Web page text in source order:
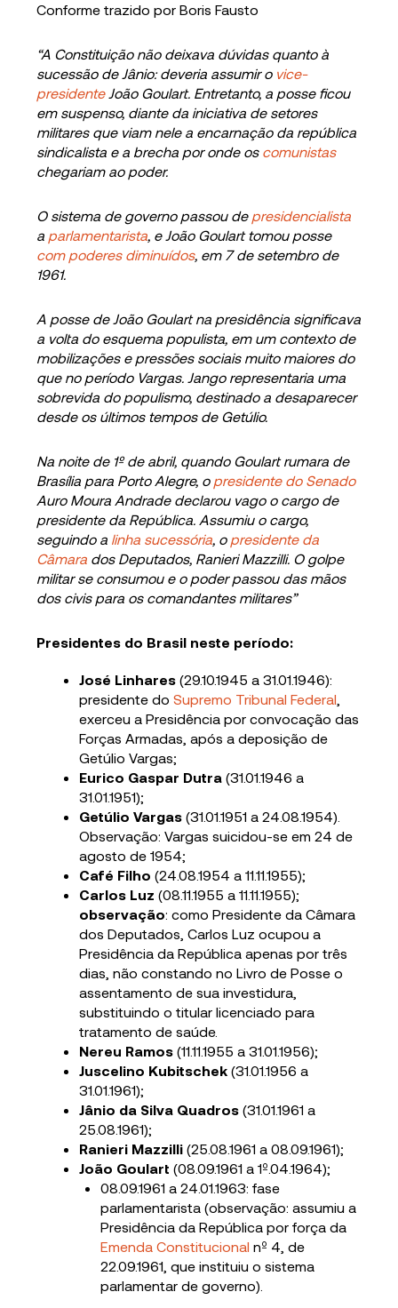
Conforme trazido por Boris Fausto
“A Constituição não deixava dúvidas quanto à
sucessão de Jânio: deveria assumir o vice-
presidenteJoão Goulart. Entretanto, a posse ficou
em suspenso, diante da iniciativa de setores
militares que viam nele a encarnação da república
sindicalista e a brecha por onde os comunistas
chegariam ao poder.
O sistema de governo passou de presidencialista
a parlamentarista, e João Goulart tomou posse
com poderes diminuídos, em 7 de setembro de
1961.
A posse de João Goulart na presidência significava
a volta do esquema populista, em um contexto de
mobilizações e pressões sociais muito maiores do
que no período Vargas. Jango representaria uma
sobrevida do populismo, destinado a desaparecer
desde os últimos tempos de Getúlio.
Na noite de 1º de abril, quando Goulart rumara de
Brasília para Porto Alegre, o presidente do Senado
Auro Moura Andrade declarou vago o cargo de
presidente da República. Assumiu o cargo,
seguindo a linha sucessória, o presidente da
Câmara dos Deputados, Ranieri Mazzilli. O golpe
militar se consumou e o poder passou das mãos
dos civis para os comandantes militares”
Presidentes do Brasil neste período:
José Linhares(29.10.1945 a 31.01.1946):
presidente doSupremo Tribunal Federal
exerceu a Presidência por convocação das
Forças Armadas, após a deposição de
Getúlio Vargas;
Eurico Gaspar Dutra(31.01.1946 a
31.01.1951);
Getúlio Vargas(31.01.1951 a 24.08.1954).
Observação: Vargas suicidou-se em 24 de
agosto de 1954;
Café Filho(24.08.1954 a 11.11.1955);
Carlos Luz(08.11.1955 a 11.11.1955);
observação: como Presidente da Câmara
dos Deputados, Carlos Luz ocupou a
Presidência da República apenas por três
dias, não constando no Livro de Posse o
assentamento de sua investidura,
substituindo o titular licenciado para
tratamento de saúde.
Nereu Ramos(11.11.1955 a 31.01.1956);
Juscelino Kubitschek(31.01.1956 a
31.01.1961);
Jânio da Silva Quadros(31.01.1961 a
25.08.1961);
Ranieri Mazzilli(25.08.1961 a 08.09.1961);
João Goulart(08.09.1961 a 1º.04.1964);
08.09.1961 a 24.01.1963: fase
parlamentarista (observação: assumiu a
Presidência da República por força da
Emenda Constitucional nº 4, de
22.09.1961, que instituiu o sistema
parlamentar de governo).